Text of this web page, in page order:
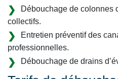
Débouchage de colonnes
collectifs.
Entretien préventif des
professionnelles.
Débouchage de drains